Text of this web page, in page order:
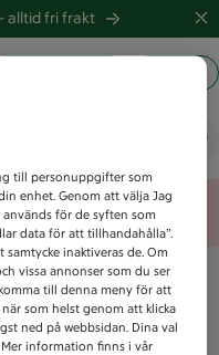
alltid fri frakt
till personuppgifter som
enhet. Genom att välja Jag
för de syften som
data för att tillhandahålla”.
inaktiveras de. Om
vissa annonser som du ser
till denna meny för att
som helst genom att klicka
ned på webbsidan. Dina val
information finns i vår